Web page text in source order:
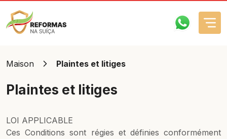
Comment ça fonctionne?
Maison Plaintes et litiges
Plaintes et litiges
LOI APPLICABLE
Ces Conditions sont régies et définies conformément